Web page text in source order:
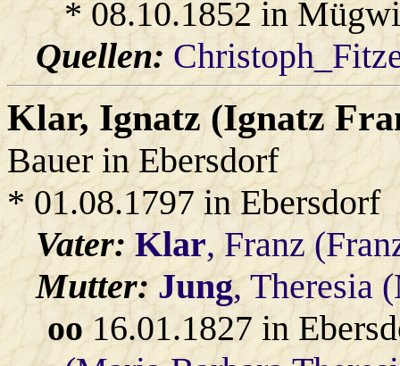
* 08.10.1852 in
Quellen:
Klar, Ignatz (Ignatz
Bauer in Ebersdorf
* 01.08.1797 in Ebersdorf
Vater:Klar, Franz
Mutter:Jung, Theresia
oo16.01.1827 in